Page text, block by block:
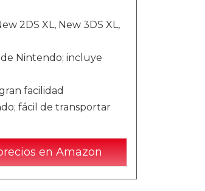
2DS XL, New 3DS XL,
Nintendo; incluye
facilidad
fácil de transportar
en Amazon